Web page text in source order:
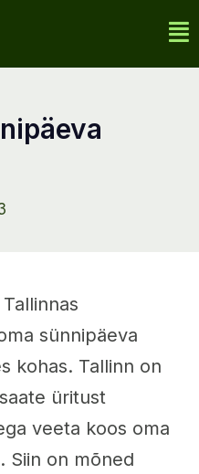
sünnipäeva
kohas. Tallinn on
üritust
veeta koos oma
Siin on mõned